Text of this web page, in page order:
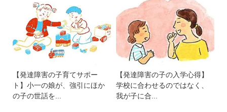
【発達障害の子育てサポー
ト】小一の娘が、強引にほか
の子の世話を...
【発達障害の子の入学心得】
学校に合わせるのではなく、
我が子に合...